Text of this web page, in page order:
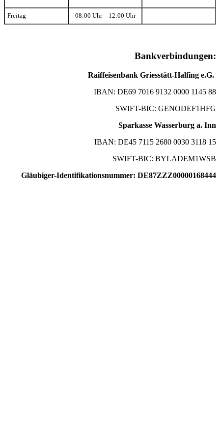
Freitag 08:00 Uhr – 12:00 Uhr
Bankverbindungen:
Raiffeisenbank Griesstätt-Halfing e.G.
IBAN: DE69 7016 9132 0000 1145 88
SWIFT-BIC: GENODEF1HFG
Sparkasse Wasserburg a. Inn
IBAN: DE45 7115 2680 0030 3118 15
SWIFT-BIC: BYLADEM1WSB
Gläubiger-Identifikationsnummer: DE87ZZZ00000168444